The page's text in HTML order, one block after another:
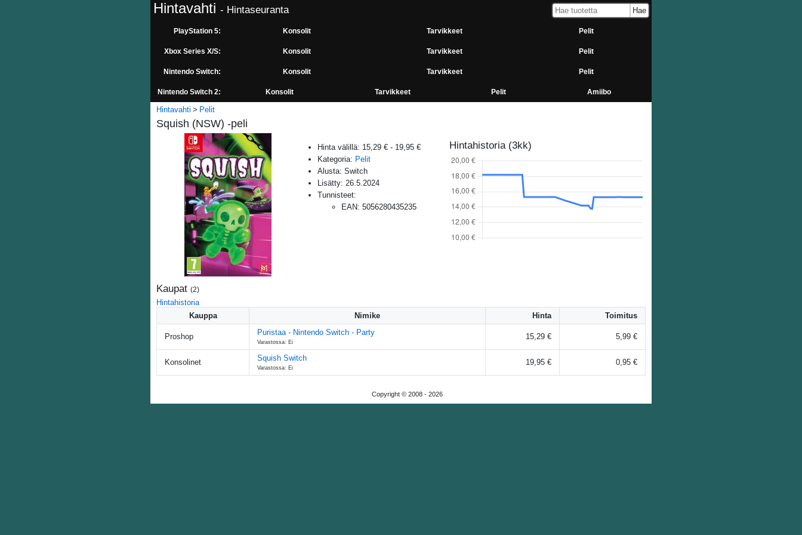
Hintavahti - Hintaseuranta
PlayStation 5: Konsolit Tarvikkeet Pelit
Xbox Series X/S: Konsolit Tarvikkeet Pelit
Nintendo Switch: Konsolit Tarvikkeet Pelit
Nintendo Switch 2: Konsolit Tarvikkeet Pelit Amiibo
Hintavahti Pelit
Squish (NSW) -peli
Hinta välillä: 15,29 € - 19,95 €
Kategoria: Pelit
Alusta: Switch
Lisätty: 26.5.2024
Tunnisteet:
EAN: 5056280435235
Hintahistoria (3kk)
Kaupat (2)
Hintahistoria
Kauppa
Nimike Hinta Toimitus
Proshop Puristaa - Nintendo Switch - Party
Varastossa: Ei
15,29 € 5,99 €
Konsolinet Squish Switch
Varastossa: Ei
19,95 € 0,95 €
Copyright © 2008 - 2026